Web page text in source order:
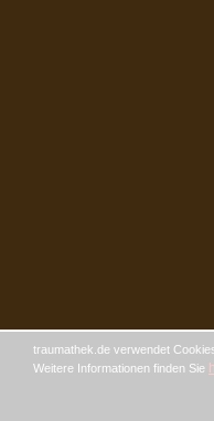
traumathek.de verwendet
Weitere Informationen finden Sie